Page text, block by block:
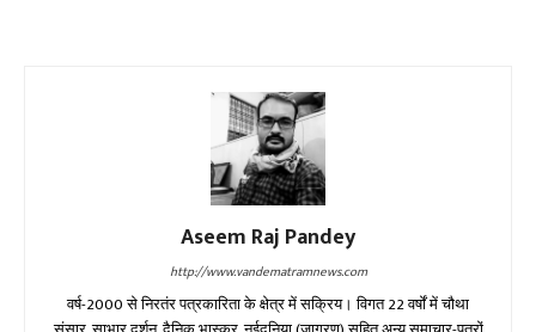
Aseem Raj Pandey
http://www.vandematramnews.com
वर्ष-2000 से निरतंर पत्रकारिता के क्षेत्र में सक्रिय। विगत 22 वर्षों में चौथा